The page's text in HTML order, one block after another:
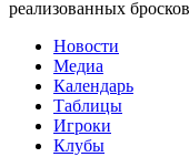
реализованных бросков
Новости
Медиа
Календарь
Таблицы
Игроки
Клубы